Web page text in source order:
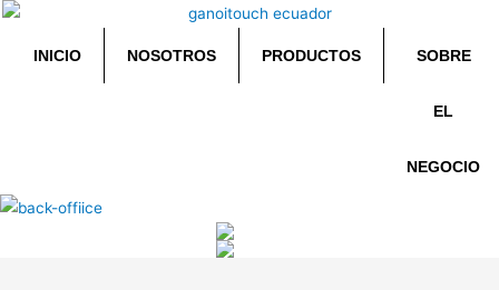
Ir
INICIO NOSOTROS PRODUCTOS SOBRE
EL
NEGOCIO